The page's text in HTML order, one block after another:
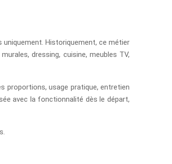
uniquement. Historiquement, ce métier
dressing, cuisine, meubles TV,
proportions, usage pratique, entretien
avec la fonctionnalité dès le départ,